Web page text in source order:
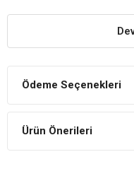
DoglifeSalerno Plastik
pratiktir.
kaldırabilirsiniz.
Ödeme Seçenekleri
Ürün Önerileri